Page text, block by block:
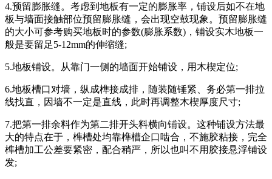
4.预留膨胀缝。考虑到地板有一定的膨胀率，铺设后如不在地
板与墙面接触部位预留膨胀缝，会出现空鼓现象。预留膨胀缝
的大小可参考购买地板时的参数(膨胀系数)，铺设实木地板一
般是要留足5-12mm的伸缩缝;
5.地板铺设。从靠门一侧的墙面开始铺设，用木楔定位;
6.地板槽口对墙，纵成榫接成排，随装随锤紧、务必第一排拉
线找直，因墙不一定是直线，此时再调整木楔厚度尺寸;
7.把第一排余料作为第二排开头料横向铺设。这种铺设方法最
大的特点在于，榫槽处均靠榫槽企口啮合，不施胶粘接，完全
榫槽加工公差要紧密，配合稍严，所以也叫不用胶接悬浮铺设
发;